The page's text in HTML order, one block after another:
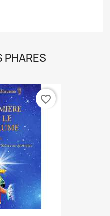
PHARES
favorite_border